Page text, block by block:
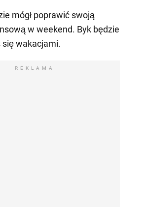
mógł poprawić swoją
w weekend. Byk będzie
się wakacjami.
REKLAMA